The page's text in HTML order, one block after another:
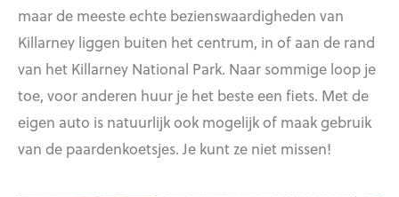
maar de meeste echte bezienswaardigheden van
Killarney liggen buiten het centrum, in of aan de rand
van het Killarney National Park. Naar sommige loop je
toe, voor anderen huur je het beste een fiets. Met de
eigen auto is natuurlijk ook mogelijk of maak gebruik
van de paardenkoetsjes. Je kunt ze niet missen!